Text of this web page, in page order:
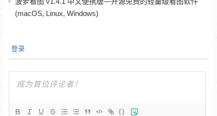
(macOS, Linux, Windows)
登录
{}